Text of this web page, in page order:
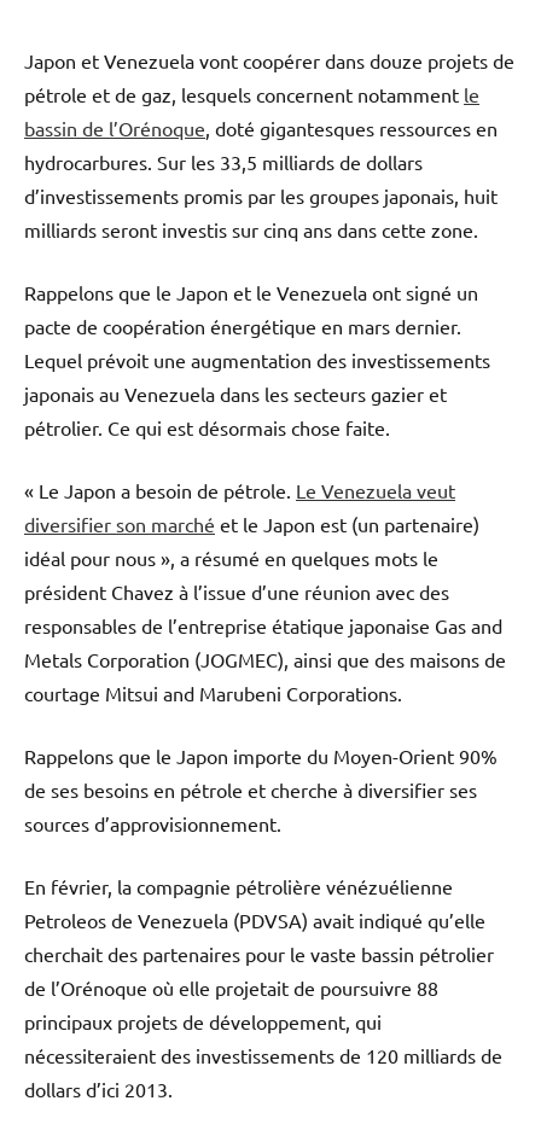
Japon et Venezuela vont coopérer dans douze projets de
pétrole et de gaz, lesquels concernent notamment le
bassin de l’Orénoque , doté gigantesques ressources en
hydrocarbures. Sur les 33,5 milliards de dollars
d’investissements promis par les groupes japonais, huit
milliards seront investis sur cinq ans dans cette zone.
Rappelons que le Japon et le Venezuela ont signé un
pacte de coopération énergétique en mars dernier.
Lequel prévoit une augmentation des investissements
japonais au Venezuela dans les secteurs gazier et
pétrolier. Ce qui est désormais chose faite.
« Le Japon a besoin de pétrole. Le Venezuela veut
diversifier son marché et le Japon est (un partenaire)
idéal pour nous », a résumé en quelques mots le
président Chavez à l’issue d’une réunion avec des
responsables de l’entreprise étatique japonaise Gas and
Metals Corporation (JOGMEC), ainsi que des maisons de
courtage Mitsui and Marubeni Corporations.
Rappelons que le Japon importe du Moyen-Orient 90%
de ses besoins en pétrole et cherche à diversifier ses
sources d’approvisionnement.
En février, la compagnie pétrolière vénézuélienne
Petroleos de Venezuela (PDVSA) avait indiqué qu’elle
cherchait des partenaires pour le vaste bassin pétrolier
de l’Orénoque où elle projetait de poursuivre 88
principaux projets de développement, qui
nécessiteraient des investissements de 120 milliards de
dollars d’ici 2013.